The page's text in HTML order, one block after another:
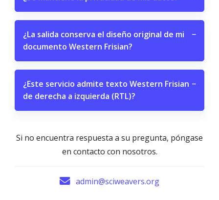
¿La salida conserva el diseño original de mi
documento Western Frisian?
−
¿Este servicio admite texto Western Frisian
de derecha a izquierda (RTL)?
−
Si no encuentra respuesta a su pregunta, póngase
en contacto con nosotros.
admin@sciweavers.org